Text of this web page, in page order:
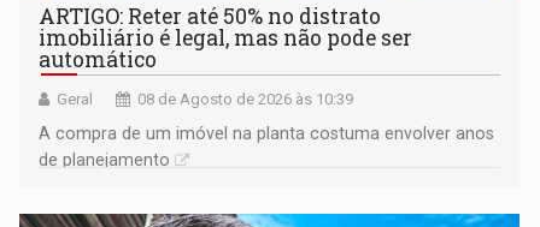
ARTIGO: Reter até 50% no distrato
imobiliário é legal, mas não pode ser
automático
Geral 08 de Agosto de 2026 às 10:39
A compra de um imóvel na planta costuma envolver anos
de planejamento